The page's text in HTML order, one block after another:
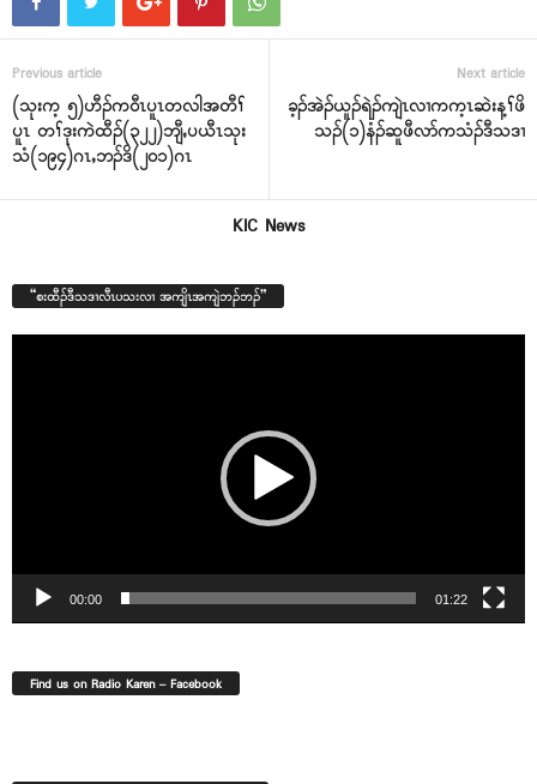
Previous article
(သုးက့ ၅)ဟီၣ်က၀ီၤပူၤတလါအတီၢ်
ပူၤ တၢ်ဒုးကဲထီၣ်(၃၂၂)ဘျီႇပယီၤသုး
သံ(၁၉၄)ဂၤႇဘၣ်ဒိ(၂၀၁)ဂၤ
Next article
ခ့ၣ်အဲၣ်ယူၣ်ရဲၣ်ကျဲၤလၢကက့ၤဆဲးန့ၢ်ဖိ
သၣ်(၁)နံၣ်ဆူဖီလာ်ကသံၣ်ဒီသဒၢ
KIC News
“စးထီၣ်ဒီသဒၢလီၤပသးလၢ အကျိၤအကျဲဘၣ်ဘၣ်”
00:00 01:22
Find us on Radio Karen – Facebook